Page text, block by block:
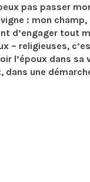
pas passer
: mon
d’engager tout
– religieuses,
l’époux dans sa
une